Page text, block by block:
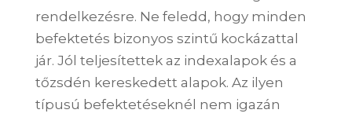
rendelkezésre. Ne feledd, hogy minden
befektetés bizonyos szintű kockázattal
jár. Jól teljesítettek az indexalapok és a
tőzsdén kereskedett alapok. Az ilyen
típusú befektetéseknél nem igazán